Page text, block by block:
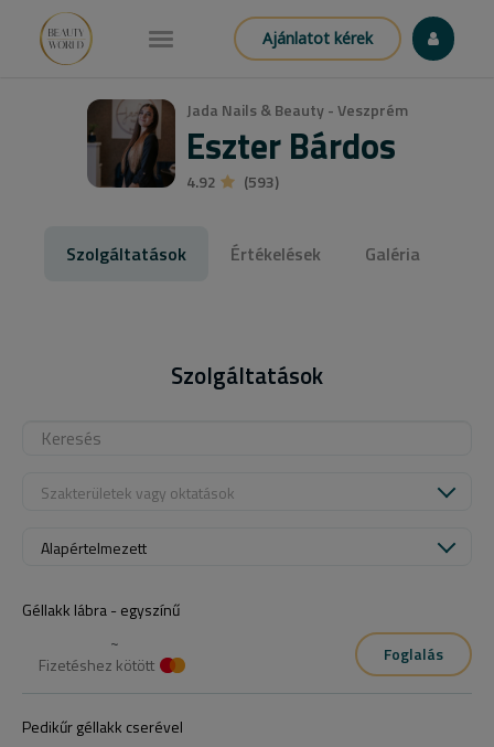
Ajánlatot kérek
Jada Nails & Beauty - Veszprém
Eszter Bárdos
4.92 (593)
Szolgáltatások Értékelések Galéria
Szolgáltatások
Szakterületek vagy oktatások
Alapértelmezett
Géllakk lábra - egyszínű
~
Fizetéshez kötött
Foglalás
Pedikűr géllakk cserével